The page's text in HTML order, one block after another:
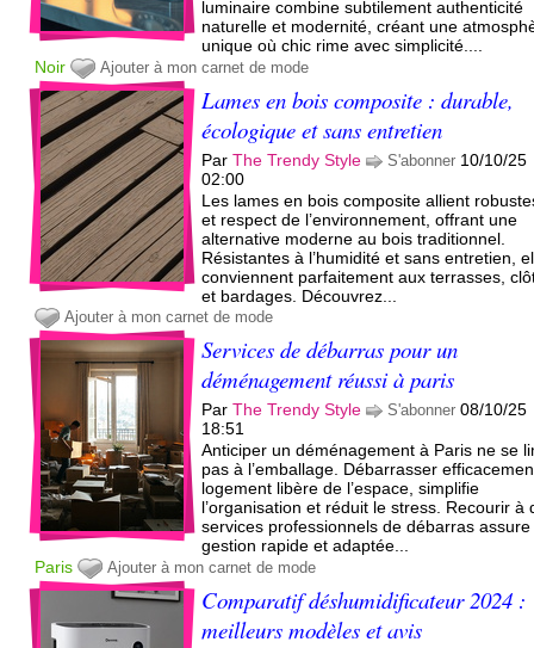
luminaire combine subtilement authenticité
naturelle et modernité, créant une
unique où chic rime avec simplicité....
Noir
Ajouter à mon carnet de mode
Lames en bois composite : durable,
écologique et sans entretien
ParThe Trendy Style S'abonner 10/10/25
02:00
Les lames en bois composite allient
et respect de l’environnement, offrant une
alternative moderne au bois traditionnel.
Résistantes à l’humidité et sans entretien,
conviennent parfaitement aux terrasses,
et bardages. Découvrez...
Ajouter à mon carnet de mode
Services de débarras pour un
déménagement réussi à paris
ParThe Trendy Style S'abonner 08/10/25
18:51
Anticiper un déménagement à Paris ne se
pas à l’emballage. Débarrasser
logement libère de l’espace, simplifie
l’organisation et réduit le stress. Recourir à
services professionnels de débarras
gestion rapide et adaptée...
Paris
Ajouter à mon carnet de mode
Comparatif déshumidificateur 2024 :
meilleurs modèles et avis